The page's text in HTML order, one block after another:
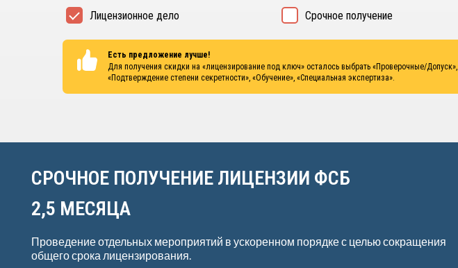
Лицензионное дело Срочное получение
Есть предложение лучше!
Для получения скидки на «лицензирование под ключ» осталось выбрать «Проверочные/Допуск»,
«Подтверждение степени секретности», «Обучение», «Специальная экспертиза».
СРОЧНОЕ ПОЛУЧЕНИЕ ЛИЦЕНЗИИ ФСБ
2,5 МЕСЯЦА
Проведение отдельных мероприятий в ускоренном порядке с целью сокращения
общего срока лицензирования.